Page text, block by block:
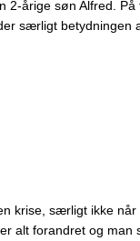
2-årige søn Alfred. På
særligt betydningen
krise, særligt ikke når
alt forandret og man